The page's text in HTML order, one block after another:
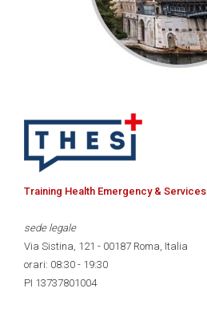
Training Health Emergency & Services
sede legale
Via Sistina, 121 - 00187 Roma, Italia
orari: 08:30 - 19:30
PI 13737801004